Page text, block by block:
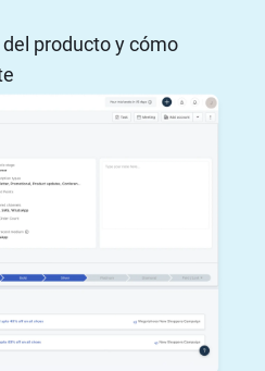
producto y cómo